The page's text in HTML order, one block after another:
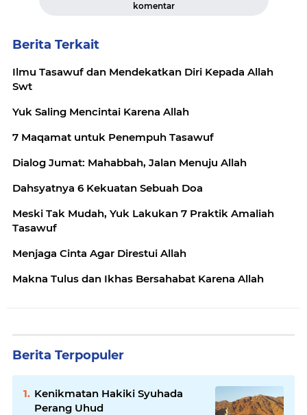
komentar
Berita Terkait
Ilmu Tasawuf dan Mendekatkan Diri Kepada Allah
Swt
Yuk Saling Mencintai Karena Allah
7 Maqamat untuk Penempuh Tasawuf
Dialog Jumat: Mahabbah, Jalan Menuju Allah
Dahsyatnya 6 Kekuatan Sebuah Doa
Meski Tak Mudah, Yuk Lakukan 7 Praktik Amaliah
Tasawuf
Menjaga Cinta Agar Direstui Allah
Makna Tulus dan Ikhas Bersahabat Karena Allah
Berita Terpopuler
Kenikmatan Hakiki Syuhada
Perang Uhud